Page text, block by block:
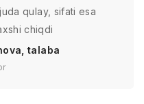
qulay, sifati esa
chiqdi
talaba